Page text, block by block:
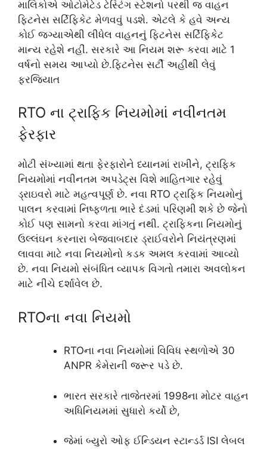
માલિકોએ ઓટોમેટેડ ટેસ્ટિંગ સ્ટેશનો પરથી જ વાહન
ફિટનેસ સર્ટિફિકેટ મેળવવું પડશે. એટલે કે હવે અન્ય
કોઈ જગ્યાએથી લીધેલ વાહનનું ફિટનેસ સર્ટિફિકેટ
માન્ય રહેશે નહીં. સરકારે આ નિયમ શરૂ કરવા માટે 1
વર્ષનો સમય આપ્યો છે.ફિટનેસ સર્ટી અહીંથી લેવું
ફરજિયાત
RTO ના ટ્રાફિક નિયમોમાં નવીનતમ
ફેરફાર
મોટી સંખ્યામાં થતા ફેરફારોને ધ્યાનમાં રાખીને, ટ્રાફિક
નિયમોમાં નવીનતમ અપડેટ્સ વિશે માહિતગાર રહેવું
ડ્રાઇવરો માટે મહત્વપૂર્ણ છે. નવા RTO ટ્રાફિક નિયમોનું
પાલન કરવામાં નિષ્ફળતા ભારે દંડમાં પરિણમી શકે છે જેનો
કોઈ પણ સામનો કરવા માંગતું નથી. ટ્રાફિકના નિયમોનું
ઉલ્લંઘન કરનારા બેજવાબદાર ડ્રાઈવરોને નિયંત્રણમાં
લાવવા માટે નવા નિયમોનો કડક અમલ કરવામાં આવ્યો
છે. નવા નિયમો સંબંધિત વ્યાપક વિગતો તમારા અવલોકન
માટે નીચે દર્શાવેલ છે.
RTOના નવા નિયમો
RTOના નવા નિયમોમાં વિવિધ સ્થળોએ 30
ANPR કેમેરાની જરૂર પડે છે.
ભારત સરકારે તાજેતરમાં 1998ના મોટર વાહન
અધિનિયમમાં સુધારો કર્યો છે,
જેમાં બ્યુરો ઓફ ઈન્ડિયન સ્ટાન્ડર્ડ ISI લેબલ